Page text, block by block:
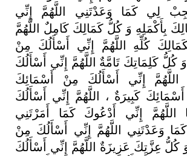
لِي كَمَا وَعَدْتَنِي اللَّهُمَّ
إِنِّي
بِأَكْمَلِهِ وَ كُلُّ كَمَالِكَ كَامِلٌ
اللَّهُمَّ
كُلِّهِ اللَّهُمَّ إِنِّي أَسْأَلُكَ
مِنْ
وَ كُلُّ كَلِمَاتِكَ تَامَّةٌ اللَّهُمَّ إِنِّي
أَسْأَلُكَ
اللَّهُمَّ إِنِّي أَسْأَلُكَ مِنْ
أَسْمَائِكَ
أَسْمَائِكَ كَبِيرَةٌ ، اللَّهُمَّ إِنِّي
أَسْأَلُكَ
اللَّهُمَّ إِنِّي أَدْعُوكَ كَمَا
أَمَرْتَنِي
كَمَا وَعَدْتَنِي اللَّهُمَّ إِنِّي أَسْأَلُكَ مِنْ
كُلُّ عِزَّتِكَ عَزِيزَةٌ اللَّهُمَّ إِنِّي
أَسْأَلُكَ